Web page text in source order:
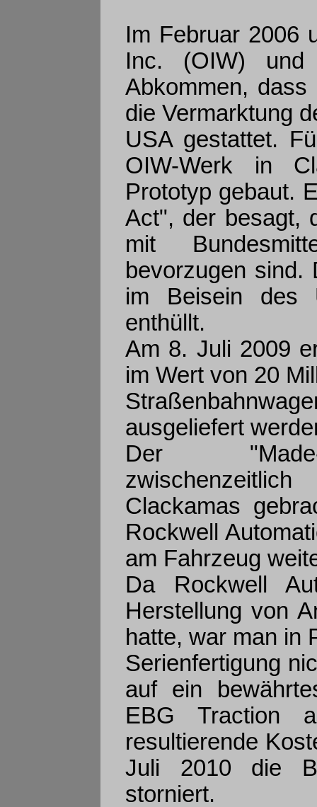
Im Februar 2006
Inc. (OIW) und
Abkommen,
die Vermarktung
USA gestattet.
OIW-Werk in
Prototyp gebaut.
Act", der besagt,
mit
bevorzugen
im Beisein des
enthüllt.
Am 8. Juli 2009
im Wert von 20
ausgeliefert
Der "Made-
Clackamas
Rockwell
am Fahrzeug
Da Rockwell
Herstellung von
hatte, war man in
Serienfertigung
auf ein
EBG Traction
resultierende
Juli 2010 die
storniert.